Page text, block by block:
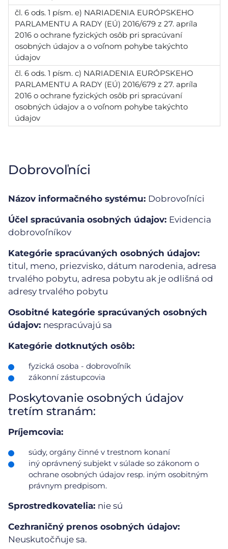
čl. 6 ods. 1 písm. e) NARIADENIA EURÓPSKEHO
PARLAMENTU A RADY (EÚ) 2016/679 z 27. apríla
2016 o ochrane fyzických osôb pri spracúvaní
osobných údajov a o voľnom pohybe takýchto
údajov
čl. 6 ods. 1 písm. c) NARIADENIA EURÓPSKEHO
PARLAMENTU A RADY (EÚ) 2016/679 z 27. apríla
2016 o ochrane fyzických osôb pri spracúvaní
osobných údajov a o voľnom pohybe takýchto
údajov
Dobrovoľníci
Názov informačného systému: Dobrovoľníci
Účel spracúvania osobných údajov: Evidencia
dobrovoľníkov
Kategórie spracúvaných osobných údajov:
titul, meno, priezvisko, dátum narodenia, adresa
trvalého pobytu, adresa pobytu ak je odlišná od
adresy trvalého pobytu
Osobitné kategórie spracúvaných osobných
údajov: nespracúvajú sa
Kategórie dotknutých osôb:
fyzická osoba - dobrovoľník
zákonní zástupcovia
Poskytovanie osobných údajov
tretím stranám:
Príjemcovia:
súdy, orgány činné v trestnom konaní
iný oprávnený subjekt v súlade so zákonom o
ochrane osobných údajov resp. iným osobitným
právnym predpisom.
Sprostredkovatelia: nie sú
Cezhraničný prenos osobných údajov:
Neuskutočňuje sa.